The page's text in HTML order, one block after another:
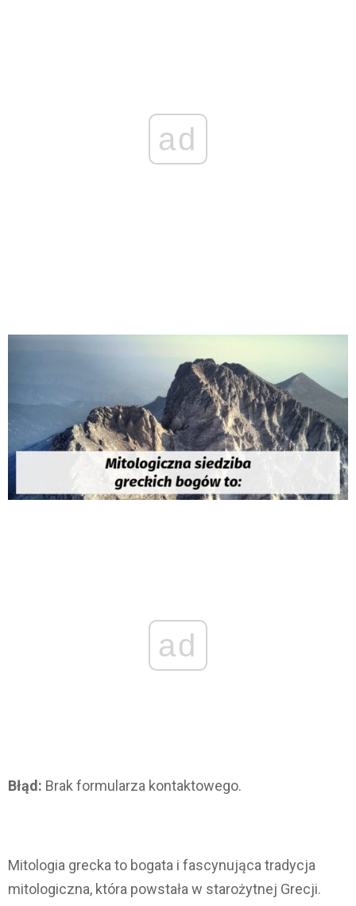
ad
ad
Błąd: Brak formularza kontaktowego.
Mitologia grecka to bogata i fascynująca tradycja
mitologiczna, która powstała w starożytnej Grecji.